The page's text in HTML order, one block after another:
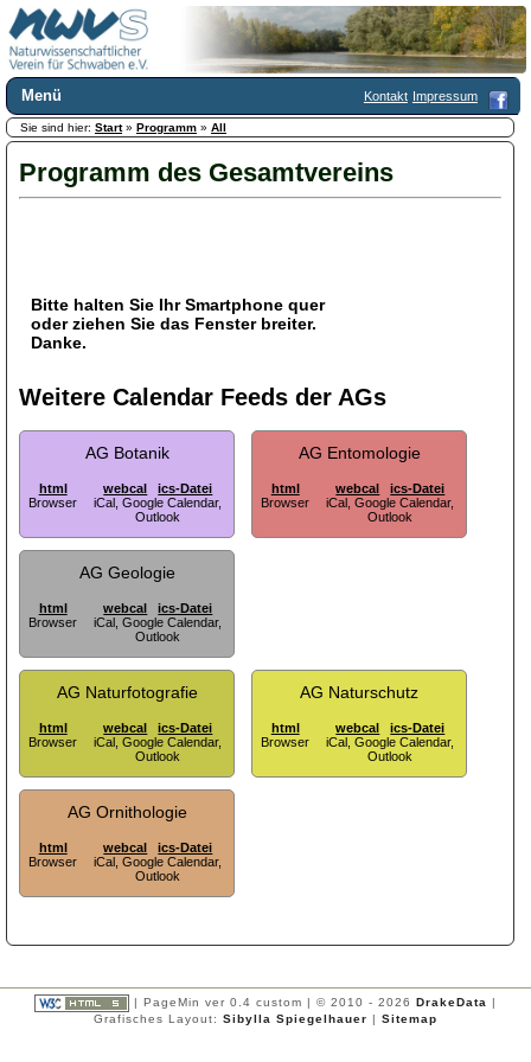
Kontakt Impressum
Menü
Home
Satzung
Kontakt
Gästebuch
Links
Licca liber
Newsletter
Impressum
Datenschutzerklärung
Entomologie
Geologie
Naturfotografie
Naturschutz
Ornithologie
Sie sind hier: Start» Programm » All
Programm des Gesamtvereins
Bitte halten Sie Ihr Smartphone quer
oder ziehen Sie das Fenster breiter.
Danke.
Weitere Calendar Feeds der AGs
AG Botanik
html
Browser
webcal
ics-Datei
iCal, Google Calendar,
Outlook
AG Entomologie
html
Browser
webcal
ics-Datei
iCal, Google Calendar,
Outlook
AG Geologie
html
Browser
webcal
ics-Datei
iCal, Google Calendar,
Outlook
AG Naturfotografie
html
Browser
webcal
ics-Datei
iCal, Google Calendar,
Outlook
AG Naturschutz
html
Browser
webcal
ics-Datei
iCal, Google Calendar,
Outlook
AG Ornithologie
html
Browser
webcal
ics-Datei
iCal, Google Calendar,
Outlook
| PageMin ver 0.4 custom | © 2010 - 2026 DrakeData
Grafisches Layout: Sibylla Spiegelhauer | Sitemap